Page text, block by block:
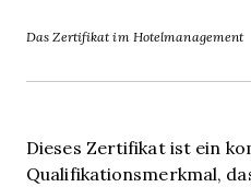
Das Zertifikat im Hotelmanagement
Dieses Zertifikat ist ein
Qualifikationsmerkmal,